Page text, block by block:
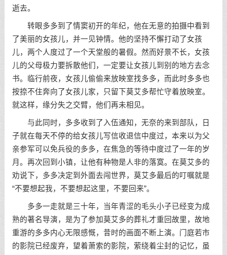
逝去。
转眼多多到了情窦初开的年纪，他在无意的拍摄中看到
了美丽的女孩儿，并一见钟情。他的坚持不懈打动了女孩
儿，两个人度过了一个天堂般的暑假。然而好景不长，女孩
儿的父母极力要拆散他们，一定要让女孩儿到别的地方去念
书。临行前夜，女孩儿偷偷来放映室找多多，而此时多多也
按捺不住奔向了女孩儿家，只留下莫艾多帮忙守着放映室。
就这样，缘分失之交臂，他们再未相见。
与此同时，多多收到了入伍通知，无奈的来到部队，日
子就在每天不停的给女孩儿写信收退信中度过，本来以为父
亲参军可以免兵役的多多，在焦急的等待中度过了一年的岁
月。再次回到小镇，让他有种物是人非的落寞。在莫艾多的
劝说下，多多决定到外面去闯世界，莫艾多最后的叮嘱就是
“不要想起我，不要想起这里，不要回来”。
多多一走就是三十年，当年青涩的毛头小子已经变为成
熟的著名导演，是为了参加莫艾多的葬礼才重回故里，故地
重游的多多内心无限感慨，昔时的画面不断上演。门庭若市
的影院已经废弃，望着萧索的影院，萦绕着尘封的记忆，虽